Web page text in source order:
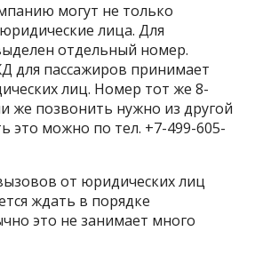
могут не только
лица. Для
отдельный номер.
для пассажиров принимает
лиц. Номер тот же 8-
же позвонить нужно из другой
это можно по тел. +7-499-605-
от юридических лиц
ждать в порядке
это не занимает много